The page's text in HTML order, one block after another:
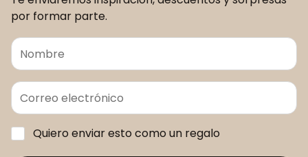
por formar parte.
Quiero enviar esto como un regalo